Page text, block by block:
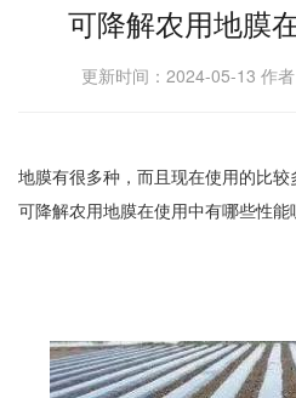
可降解农用地膜
更新时间：2024-05-13 作
地膜有很多种，而且现在使用的比较
可降解农用地膜在使用中有哪些性能